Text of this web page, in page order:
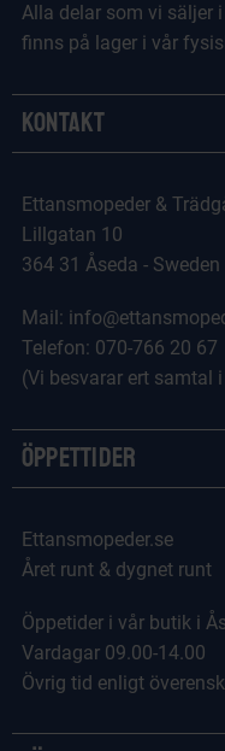
Alla delar som vi säljer
finns på lager i vår
Kontakt
Ettansmopeder &
Lillgatan 10
364 31 Åseda - Sweden
Mail:
Telefon: 070-766 20 67
(Vi besvarar ert samtal
Öppettider
Ettansmopeder.se
Året runt & dygnet runt
Öppetider i vår butik i
Vardagar 09.00-14.00
Övrig tid enligt